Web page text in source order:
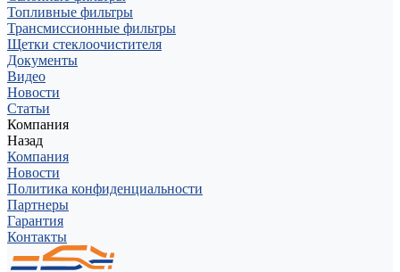
Топливные фильтры
Трансмиссионные фильтры
Щетки стеклоочистителя
Документы
Видео
Новости
Статьи
Компания
Назад
Компания
Новости
Политика конфиденциальности
Партнеры
Гарантия
Контакты